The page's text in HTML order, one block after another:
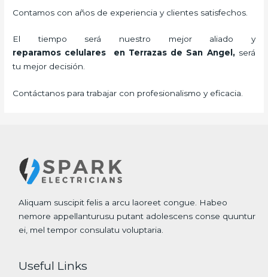
Contamos con años de experiencia y clientes satisfechos.
El tiempo será nuestro mejor aliado y
reparamos celulares en Terrazas de San Angel, será
tu mejor decisión.
Contáctanos para trabajar con profesionalismo y eficacia.
Aliquam suscipit felis a arcu laoreet congue. Habeo
nemore appellanturusu putant adolescens conse quuntur
ei, mel tempor consulatu voluptaria.
Useful Links